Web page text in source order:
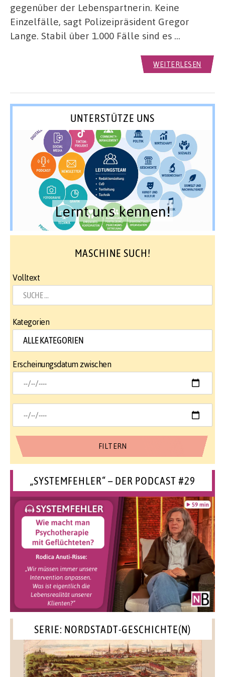
gegenüber der Lebenspartnerin. Keine
Einzelfälle, sagt Polizeipräsident Gregor
Lange. Stabil über 1.000 Fälle sind es …
WEITERLESEN
UNTERSTÜTZE UNS
Lernt uns kennen!
MASCHINE SUCH!
Volltext
Kategorien
Erscheinungsdatum zwischen
„SYSTEMFEHLER“ – DER PODCAST #29
SERIE: NORDSTADT-GESCHICHTE(N)